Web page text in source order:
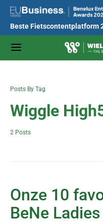
Beste Fietscontentplatform
Posts By Tag
Wiggle
2 Posts
Onze 10
BeNe